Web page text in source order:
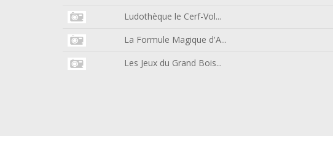
Ludothèque le Cerf-Vol...
La Formule Magique d'A...
Les Jeux du Grand Bois...